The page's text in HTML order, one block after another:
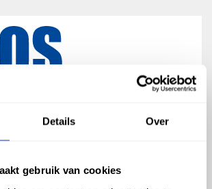
Details Over
gebruik van cookies
55